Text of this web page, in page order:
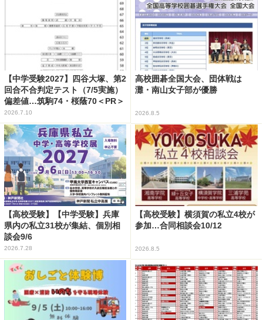
【中学受験2027】四谷大塚、第2
回合不合判定テスト（7/5実施）
偏差値…筑駒74・桜蔭70＜PR＞
2026.7.10
高校囲碁全国大会、団体戦は
灘・南山女子部が優勝
2026.8.5
【高校受験】【中学受験】兵庫
県内の私立31校が集結、個別相
談会9/6
2026.7.28
【高校受験】横須賀の私立4校が
参加…合同相談会10/12
2026.8.5